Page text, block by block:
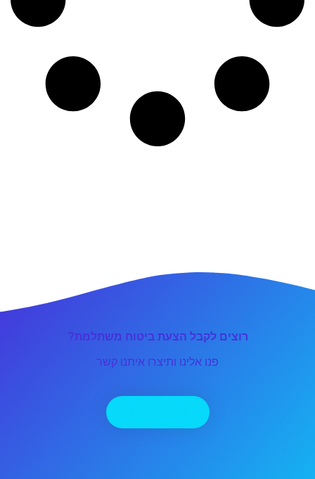
רוצים לקבל הצעת ביטוח משתלמת?
פנו אלינו ותיצרו איתנו קשר